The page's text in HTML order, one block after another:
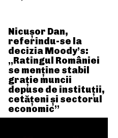
Nicușor Dan,
referindu-se la
decizia Moody’s:
„Ratingul României
se menține stabil
grație muncii
depuse de instituții,
cetățeni și sectorul
economic”